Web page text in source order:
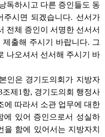
독하시고 다른 증인들도 동
시면 되겠습니다. 선서가
전체 증인이 서명한 선서서
출해 주시기 바랍니다. 그
나오셔서 선서해 주시기 바
인은 경기도의회가 지방자
제1항, 경기도의회 행정사
에 따라서 소관 업무에 대한
에 있어 증인으로서 성실하
함에 있어서는 지방자치